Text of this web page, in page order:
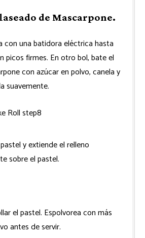
de Mascarpone.
con una batidora eléctrica hasta
picos firmes. En otro bol, bate el
con azúcar en polvo, canela y
suavemente.
y extiende el relleno
sobre el pastel.
el pastel. Espolvorea con más
antes de servir.